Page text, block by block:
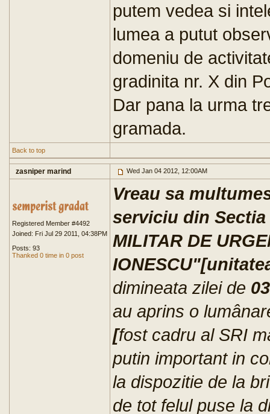
putem vedea si
lumea a putut
domeniu de
gradinita nr. X din
Dar pana la urma
gramada.
Back to top
zasniper marind Wed Jan 04 2012, 12:00AM
Registered Member #4492
Joined: Fri Jul 29 2011, 04:38PM
Posts: 93
Thanked 0 time in 0 post
Vreau sa
serviciu din Sectia
MILITAR DE
dimineata zilei de
au aprins o
[fost cadru al SRI
putin important in
la dispozitie de la
de tot felul puse la